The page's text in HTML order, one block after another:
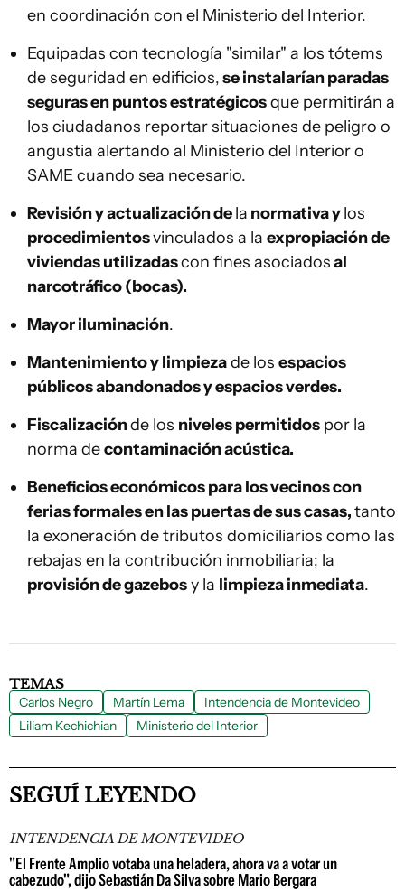
en coordinación con el Ministerio del Interior.
Equipadas con tecnología "similar" a los tótems
de seguridad en edificios,se instalarían paradas
seguras en puntos estratégicosque permitirán a
los ciudadanos reportar situaciones de peligro o
angustia alertando al Ministerio del Interior o
SAME cuando sea necesario.
Revisión y actualización dela normativa ylos
procedimientosvinculados a la expropiación de
viviendas utilizadascon fines asociadosal
narcotráfico (bocas).
Mayor iluminación.
Mantenimiento y limpiezade los espacios
públicos abandonados y espacios verdes.
Fiscalizaciónde los niveles permitidos por la
norma decontaminación acústica.
Beneficios económicos para los vecinos con
ferias formales en las puertas de sus casas,tanto
la exoneración de tributos domiciliarios como las
rebajas en la contribución inmobiliaria; la
provisión de gazebosy la limpieza inmediata.
TEMAS
Carlos Negro Martín Lema
Intendencia de Montevideo
Liliam Kechichian
Ministerio del Interior
SEGUÍ LEYENDO
INTENDENCIA DE MONTEVIDEO
"El Frente Amplio votaba una heladera, ahora va a votar un
cabezudo", dijo Sebastián Da Silva sobre Mario Bergara